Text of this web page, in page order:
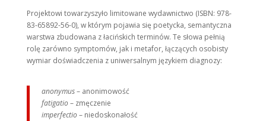
Projektowi towarzyszyło limitowane wydawnictwo (ISBN: 978-
83-65892-56-0), w którym pojawia się poetycka, semantyczna
warstwa zbudowana z łacińskich terminów. Te słowa pełnią
rolę zarówno symptomów, jak i metafor, łączących osobisty
wymiar doświadczenia z uniwersalnym językiem diagnozy:
anonymus– anonimowość
fatigatio– zmęczenie
imperfectio– niedoskonałość